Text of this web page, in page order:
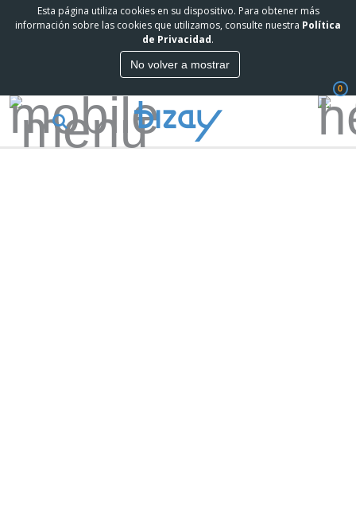
Esta página utiliza cookies en su dispositivo. Para obtener más
información sobre las cookies que utilizamos, consulte nuestra Política
de Privacidad.
No volver a mostrar
0